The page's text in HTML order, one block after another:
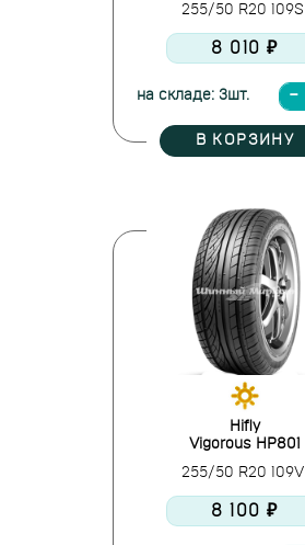
255/50 R20 109S
8 010 ₽
на складе: 3шт.
В КОРЗИНУ
Hifly
Vigorous HP801
255/50 R20 109V
8 100 ₽